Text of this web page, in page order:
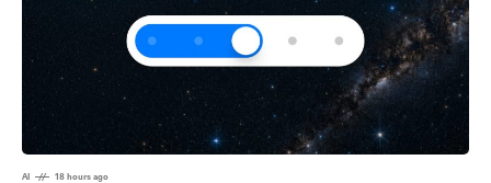
AI 18 hours ago